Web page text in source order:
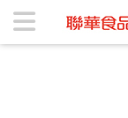
聯華食品e購網-